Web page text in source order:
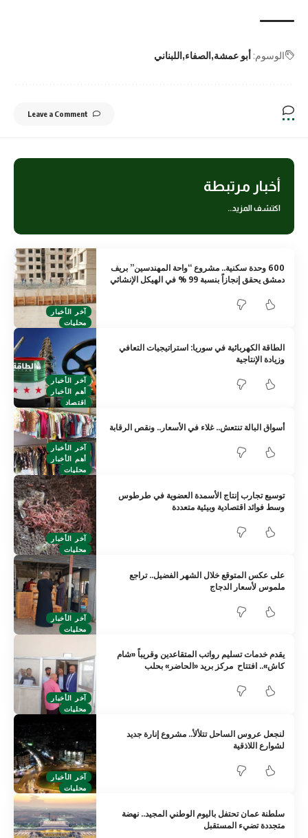
الوسوم: أبو عمشة الصفاء اللبناني
Leave a Comment
أخبار مرتبطة
اكتشف المزيد..
آخر الأخبار
محليات
600 وحدة سكنية.. مشروع “واحة المهندسين” بريف
دمشق يحقق إنجازاً بنسبة 99 % في الهيكل الإنشائي
آخر الأخبار
أهم الأخبار
اقتصاد
الطاقة الكهربائية في سوريا: استراتيجيات التعافي
وزيادة الإنتاجية
آخر الأخبار
أهم الأخبار
محليات
أسواق البالة تنتعش.. غلاء في الأسعار.. ونقص الرقابة
آخر الأخبار
محليات
توسيع تجارب إنتاج الأسمدة العضوية في طرطوس
وسط فوائد اقتصادية وبيئية متعددة
آخر الأخبار
محليات
على عكس المتوقع خلال الشهر الفضيل.. تراجع
ملموس لأسعار الدجاج
آخر الأخبار
محليات
يقدم خدمات تسليم رواتب المتقاعدين وقريباً «شام
كاش».. افتتاح مركز بريد «الحاضر» بحلب
آخر الأخبار
محليات
لنجعل عروس الساحل تتلألأ.. مشروع إنارة جديد
لشوارع اللاذقية
سلطنة عمان تحتفل باليوم الوطني المجيد.. نهضة
متجددة تضيء المستقبل